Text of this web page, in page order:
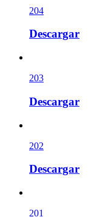
204
Descargar
203
Descargar
202
Descargar
201